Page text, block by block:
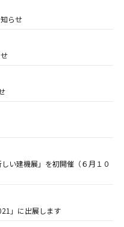
らせ
い建機展」を初開催（６月１０
」に出展します